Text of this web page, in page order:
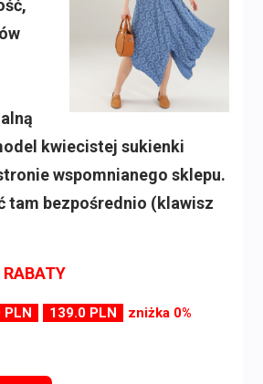
kwiecistej sukienki
wspomnianego sklepu.
tam bezpośrednio (klawisz
139.0 PLN zniżka 0%